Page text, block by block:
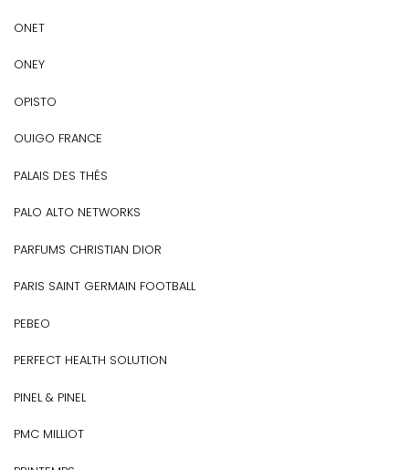
ONET
ONEY
OPISTO
OUIGO FRANCE
PALAIS DES THÉS
PALO ALTO NETWORKS
PARFUMS CHRISTIAN DIOR
PARIS SAINT GERMAIN FOOTBALL
PEBEO
PERFECT HEALTH SOLUTION
PINEL & PINEL
PMC MILLIOT